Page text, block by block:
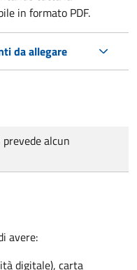
in formato PDF.
da allegare
alcun
avere:
digitale), carta